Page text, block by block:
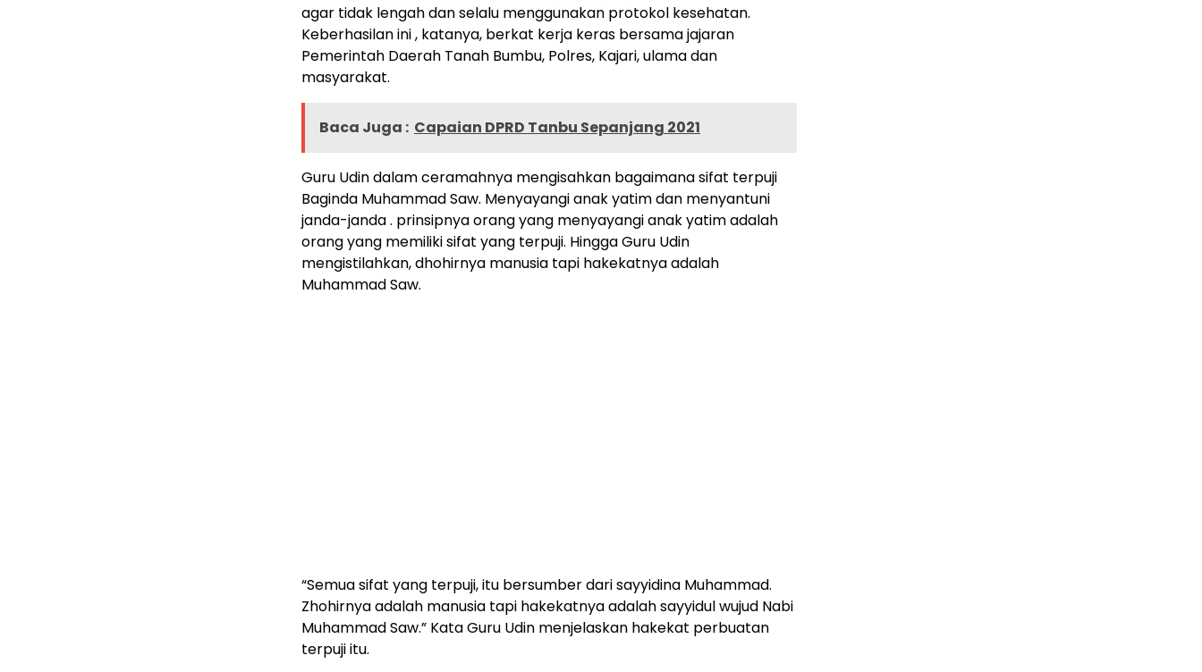
agar tidak lengah dan selalu menggunakan protokol kesehatan.
Keberhasilan ini , katanya, berkat kerja keras bersama jajaran
Pemerintah Daerah Tanah Bumbu, Polres, Kajari, ulama dan
masyarakat.
Baca Juga : Capaian DPRD Tanbu Sepanjang 2021
Guru Udin dalam ceramahnya mengisahkan bagaimana sifat terpuji
Baginda Muhammad Saw. Menyayangi anak yatim dan menyantuni
janda-janda . prinsipnya orang yang menyayangi anak yatim adalah
orang yang memiliki sifat yang terpuji. Hingga Guru Udin
mengistilahkan, dhohirnya manusia tapi hakekatnya adalah
Muhammad Saw.
“Semua sifat yang terpuji, itu bersumber dari sayyidina Muhammad.
Zhohirnya adalah manusia tapi hakekatnya adalah sayyidul wujud Nabi
Muhammad Saw.” Kata Guru Udin menjelaskan hakekat perbuatan
terpuji itu.